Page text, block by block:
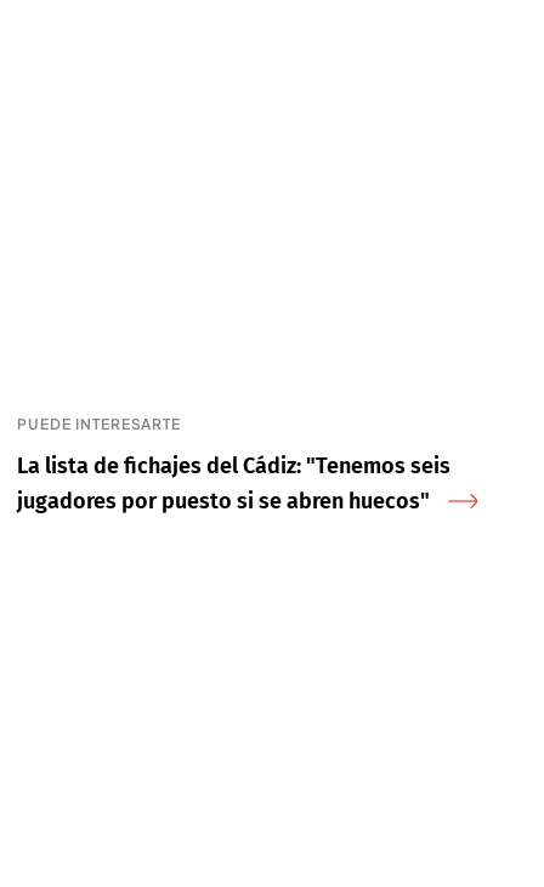
PUEDE INTERESARTE
La lista de fichajes del Cádiz: "Tenemos seis
jugadores por puesto si se abren huecos"